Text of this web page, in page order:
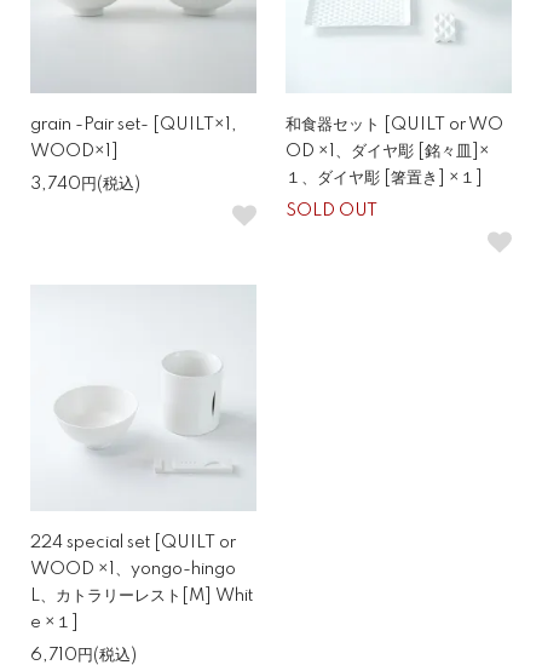
grain -Pair set- [QUILT×1,
WOOD×1]
3,740円(税込)
和食器セット [QUILT or WO
OD ×1、ダイヤ彫 [銘々皿]×
１、ダイヤ彫 [箸置き] ×１]
SOLD OUT
224 special set [QUILT or
WOOD ×1、yongo-hingo
L、カトラリーレスト[M] Whit
e ×１]
6,710円(税込)